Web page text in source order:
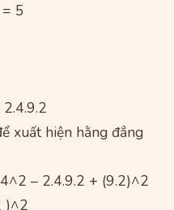
5
xuất hiện hằng đẳng
– 2.4.9.2 + (9.2)^2
)^2